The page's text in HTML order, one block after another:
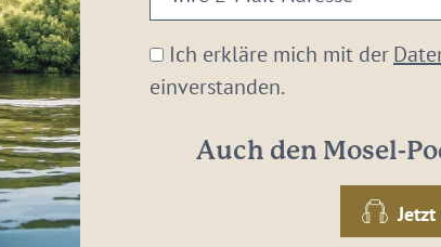
E-
Mail-
Adresse:
Ich erkläre mich mit der
einverstanden.
Auch den Mosel-